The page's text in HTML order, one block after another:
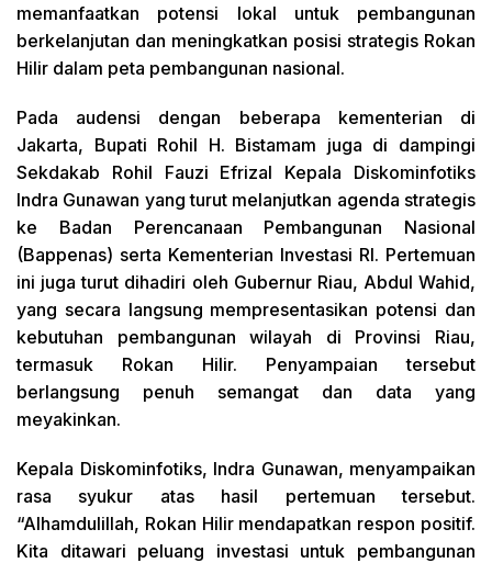
memanfaatkan potensi lokal untuk pembangunan
berkelanjutan dan meningkatkan posisi strategis Rokan
Hilir dalam peta pembangunan nasional.
Pada audensi dengan beberapa kementerian di
Jakarta, Bupati Rohil H. Bistamam juga di dampingi
Sekdakab Rohil Fauzi Efrizal Kepala Diskominfotiks
Indra Gunawan yang turut melanjutkan agenda strategis
ke Badan Perencanaan Pembangunan Nasional
(Bappenas) serta Kementerian Investasi RI. Pertemuan
ini juga turut dihadiri oleh Gubernur Riau, Abdul Wahid,
yang secara langsung mempresentasikan potensi dan
kebutuhan pembangunan wilayah di Provinsi Riau,
termasuk Rokan Hilir. Penyampaian tersebut
berlangsung penuh semangat dan data yang
meyakinkan.
Kepala Diskominfotiks, Indra Gunawan, menyampaikan
rasa syukur atas hasil pertemuan tersebut.
“Alhamdulillah, Rokan Hilir mendapatkan respon positif.
Kita ditawari peluang investasi untuk pembangunan